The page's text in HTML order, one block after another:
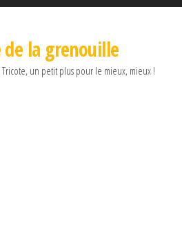
de la grenouille
un petit plus pour le mieux, mieux !